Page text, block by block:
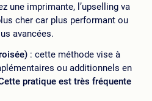
une imprimante, l’upselling va
cher car plus performant ou
avancées.
: cette méthode vise à
ou additionnels en
pratique est très fréquente